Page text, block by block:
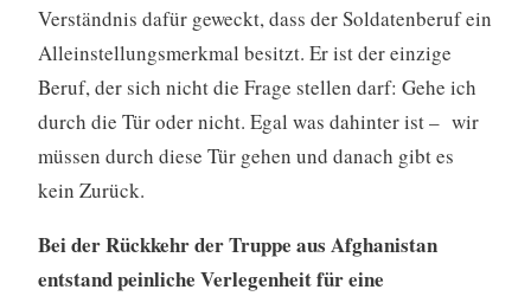
Verständnis dafür geweckt, dass der Soldatenberuf ein
Alleinstellungsmerkmal besitzt. Er ist der einzige
Beruf, der sich nicht die Frage stellen darf: Gehe ich
durch die Tür oder nicht. Egal was dahinter ist – wir
müssen durch diese Tür gehen und danach gibt es
kein Zurück.
Bei der Rückkehr der Truppe aus Afghanistan
entstand peinliche Verlegenheit für eine